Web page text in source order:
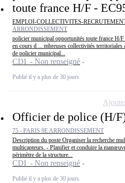
toute france H/F -
EMPLOI-COLLECTIVITES-
ARRONDISSEMENT
policier municipal opportunités toute france H/
en cours d ... mbreuses collectivités territoriales
de policier municipal...
CDI - Non renseigné
Publié il y a plus de 30 jours
Officier de police (H/
75 - PARIS 9E ARRONDISSEMENT
Description du poste Organiser la recherche
multicapteurs. - Planifier et conduire la
périmètre de la structure...
CDI - Non renseigné
Publié il y a plus de 30 jours